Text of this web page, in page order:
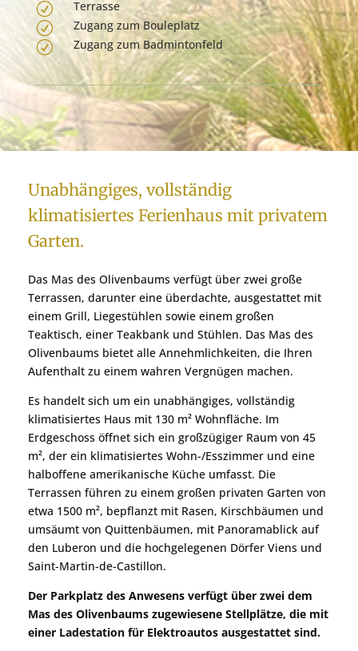
R Terrasse
R Zugang zum Bouleplatz
R Zugang zum Badmintonfeld
Unabhängiges, vollständig
klimatisiertes Ferienhaus mit privatem
Garten.
Das Mas des Olivenbaums verfügt über zwei große
Terrassen, darunter eine überdachte, ausgestattet mit
einem Grill, Liegestühlen sowie einem großen
Teaktisch, einer Teakbank und Stühlen. Das Mas des
Olivenbaums bietet alle Annehmlichkeiten, die Ihren
Aufenthalt zu einem wahren Vergnügen machen.
Es handelt sich um ein unabhängiges, vollständig
klimatisiertes Haus mit 130 m² Wohnfläche. Im
Erdgeschoss öffnet sich ein großzügiger Raum von 45
m², der ein klimatisiertes Wohn-/Esszimmer und eine
halboffene amerikanische Küche umfasst. Die
Terrassen führen zu einem großen privaten Garten von
etwa 1500 m², bepflanzt mit Rasen, Kirschbäumen und
umsäumt von Quittenbäumen, mit Panoramablick auf
den Luberon und die hochgelegenen Dörfer Viens und
Saint-Martin-de-Castillon.
Der Parkplatz des Anwesens verfügt über zwei dem
Mas des Olivenbaums zugewiesene Stellplätze, die mit
einer Ladestation für Elektroautos ausgestattet sind.